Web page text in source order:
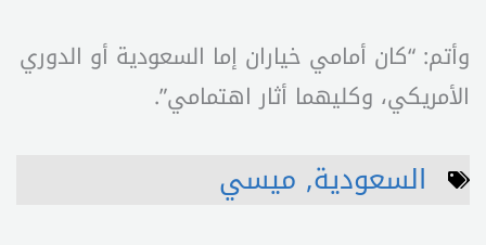
وأتم: “كان أمامي خياران إما السعودية أو الدوري
الأمريكي، وكليهما أثار اهتمامي”.
السعودية, ميسي